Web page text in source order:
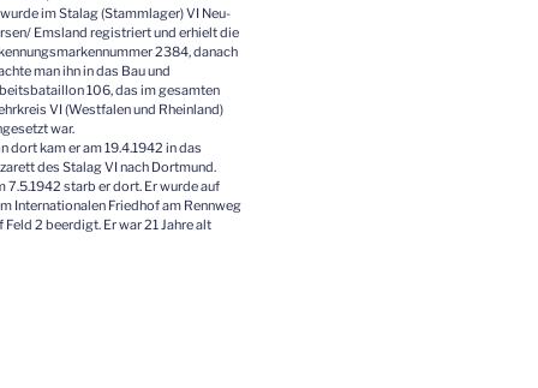
im Stalag (Stammlager) VI Neu-
Emsland registriert und erhielt die
2384, danach
man ihn in das Bau und
106, das im gesamten
VI (Westfalen und Rheinland)
war.
dort kam er am 19.4.1942 in das
des Stalag VI nach Dortmund.
7.5.1942 starb er dort. Er wurde auf
Internationalen Friedhof am Rennweg
Feld 2 beerdigt. Er war 21 Jahre alt